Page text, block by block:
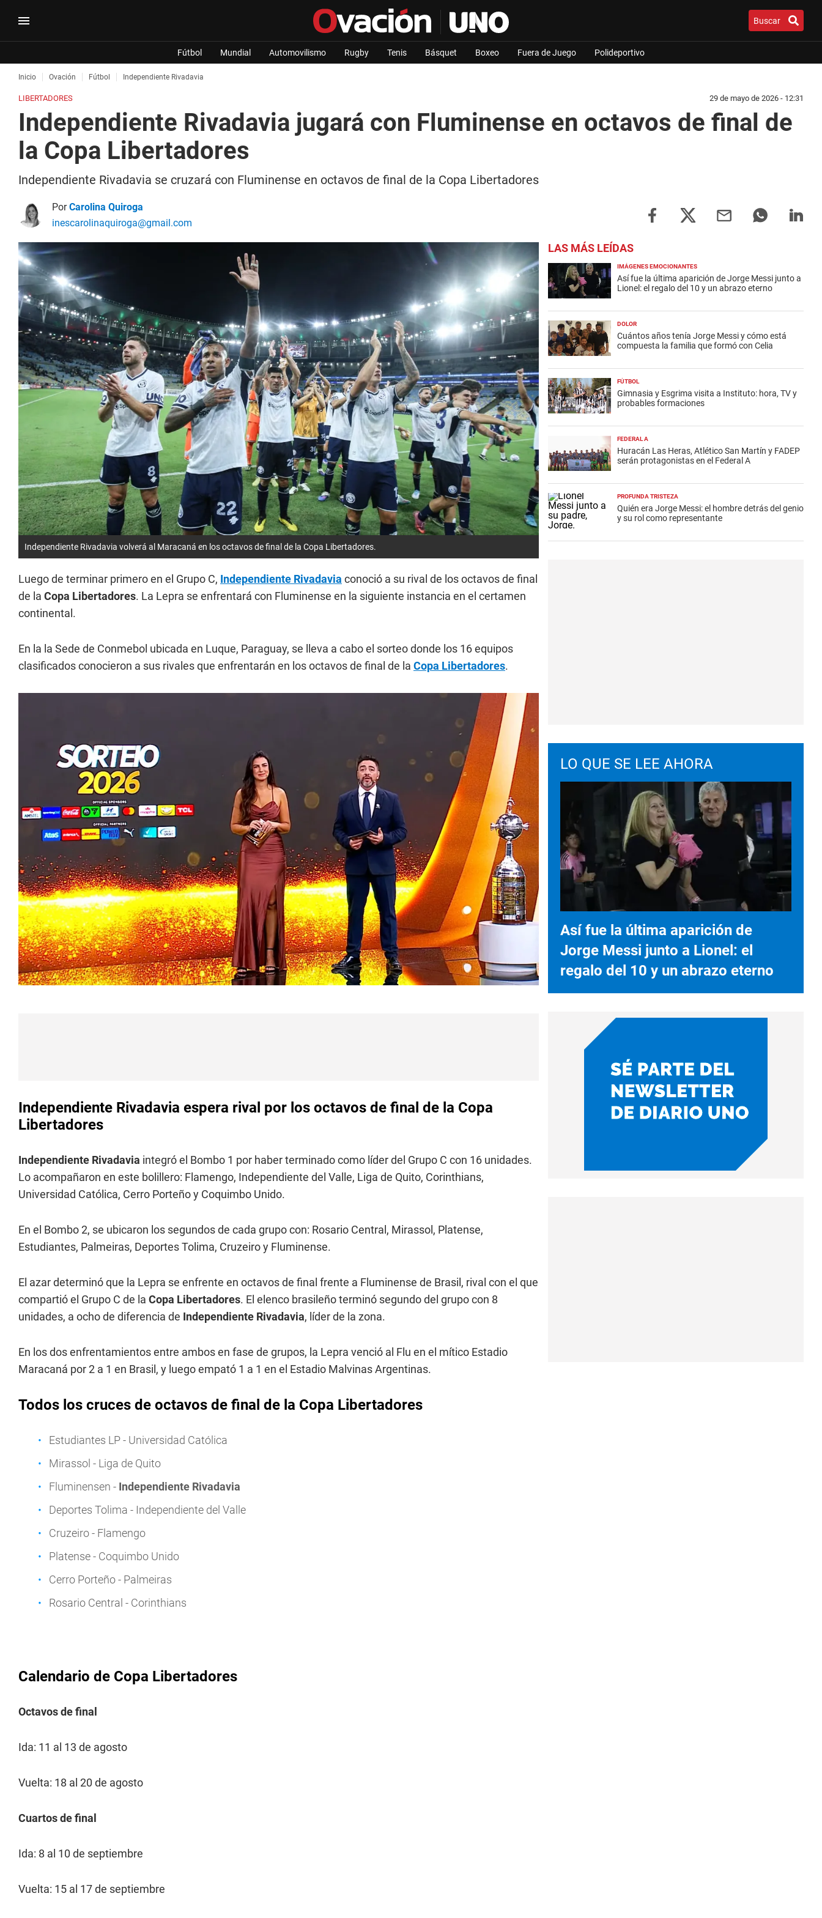
Buscar
Fútbol Mundial Automovilismo Rugby Tenis Básquet Boxeo Fuera de Juego Polideportivo
Inicio Ovación Fútbol Independiente Rivadavia
LIBERTADORES 29 de mayo de 2026 - 12:31
Independiente Rivadavia jugará con Fluminense en octavos de final de
la Copa Libertadores
Independiente Rivadavia se cruzará con Fluminense en octavos de final de la Copa Libertadores
PorCarolina Quiroga
inescarolinaquiroga@gmail.com
Independiente Rivadavia volverá al Maracaná en los octavos de final de la Copa Libertadores.
Luego de terminar primero en el Grupo C, Independiente Rivadavia conoció a su rival de los octavos de final
de la Copa Libertadores. La Lepra se enfrentará con Fluminense en la siguiente instancia en el certamen
continental.
En la la Sede de Conmebol ubicada en Luque, Paraguay, se lleva a cabo el sorteo donde los 16 equipos
clasificados conocieron a sus rivales que enfrentarán en los octavos de final de la Copa Libertadores.
Independiente Rivadavia espera rival por los octavos de final de la Copa
Libertadores
Independiente Rivadavia integró el Bombo 1 por haber terminado como líder del Grupo C con 16 unidades.
Lo acompañaron en este bolillero: Flamengo, Independiente del Valle, Liga de Quito, Corinthians,
Universidad Católica, Cerro Porteño y Coquimbo Unido.
En el Bombo 2, se ubicaron los segundos de cada grupo con: Rosario Central, Mirassol, Platense,
Estudiantes, Palmeiras, Deportes Tolima, Cruzeiro y Fluminense.
El azar determinó que la Lepra se enfrente en octavos de final frente a Fluminense de Brasil, rival con el que
compartió el Grupo C de la Copa Libertadores. El elenco brasileño terminó segundo del grupo con 8
unidades, a ocho de diferencia de Independiente Rivadavia, líder de la zona.
En los dos enfrentamientos entre ambos en fase de grupos, la Lepra venció al Flu en el mítico Estadio
Maracaná por 2 a 1 en Brasil, y luego empató 1 a 1 en el Estadio Malvinas Argentinas.
Todos los cruces de octavos de final de la Copa Libertadores
Estudiantes LP - Universidad Católica
Mirassol - Liga de Quito
Fluminensen - Independiente Rivadavia
Deportes Tolima - Independiente del Valle
Cruzeiro - Flamengo
Platense - Coquimbo Unido
Cerro Porteño - Palmeiras
Rosario Central - Corinthians
Calendario de Copa Libertadores
Octavos de final
Ida: 11 al 13 de agosto
Vuelta: 18 al 20 de agosto
Cuartos de final
Ida: 8 al 10 de septiembre
Vuelta: 15 al 17 de septiembre
LAS MÁS LEÍDAS
IMÁGENES EMOCIONANTES
Así fue la última aparición de Jorge Messi junto a
Lionel: el regalo del 10 y un abrazo eterno
DOLOR
Cuántos años tenía Jorge Messi y cómo está
compuesta la familia que formó con Celia
FÚTBOL
Gimnasia y Esgrima visita a Instituto: hora, TV y
probables formaciones
FEDERAL A
Huracán Las Heras, Atlético San Martín y FADEP
serán protagonistas en el Federal A
PROFUNDA TRISTEZA
Quién era Jorge Messi: el hombre detrás del genio
y su rol como representante
LO QUE SE LEE AHORA
Así fue la última aparición de
Jorge Messi junto a Lionel: el
regalo del 10 y un abrazo eterno